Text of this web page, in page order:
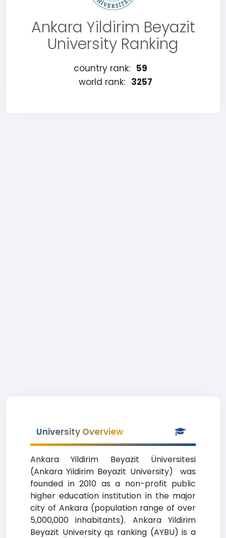
Ankara Yildirim Beyazit
University Ranking
country rank: 59
world rank: 3257
University Overview
Ankara Yildirim Beyazit Üniversitesi
(Ankara Yildirim Beyazit University) was
founded in 2010 as a non-profit public
higher education institution in the major
city of Ankara (population range of over
5,000,000 inhabitants). Ankara Yildirim
Beyazit University qs ranking (AYBU) is a